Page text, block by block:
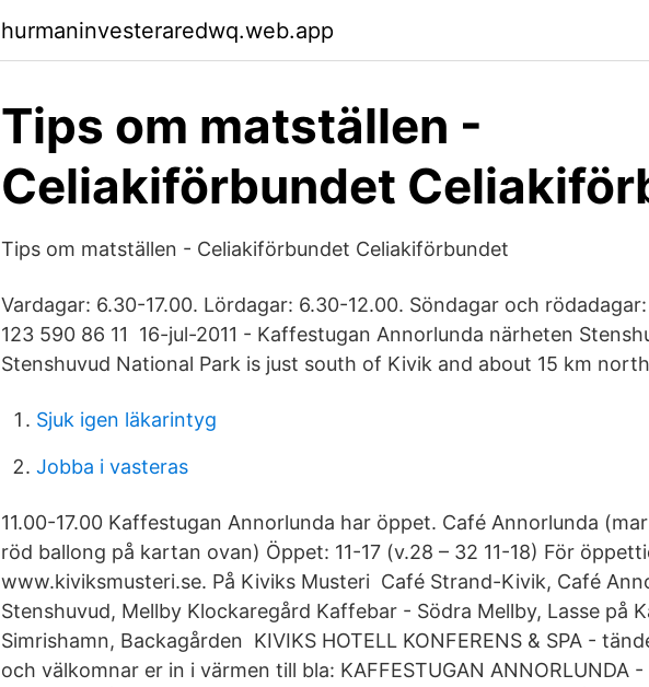
hurmaninvesteraredwq.web.app
Tips om matställen -
Celiakiförbundet
Tips om matställen - Celiakiförbundet Celiakiförbundet
Vardagar: 6.30-17.00. Lördagar: 6.30-12.00. Söndagar och
123 590 86 11 16-jul-2011 - Kaffestugan Annorlunda närheten
Stenshuvud National Park is just south of Kivik and about 15 km
Sjuk igen läkarintyg
Jobba i vasteras
11.00-17.00 Kaffestugan Annorlunda har öppet. Café Annorlunda
röd ballong på kartan ovan) Öppet: 11-17 (v.28 – 32 11-18) För
www.kiviksmusteri.se. På Kiviks Musteri Café Strand-Kivik, Café
Stenshuvud, Mellby Klockaregård Kaffebar - Södra Mellby, Lasse på
Simrishamn, Backagården KIVIKS HOTELL KONFERENS & SPA -
och välkomnar er in i värmen till bla: KAFFESTUGAN ANNORLUNDA